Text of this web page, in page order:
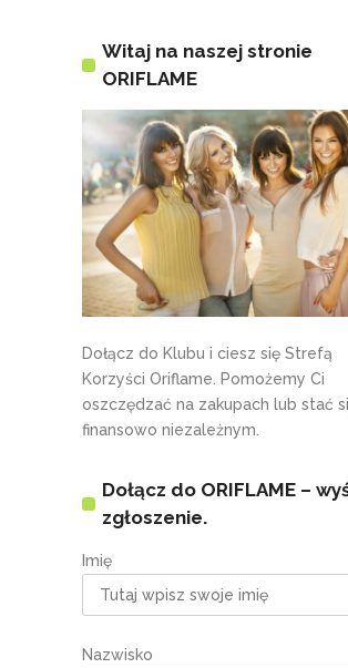
Witaj na naszej stronie
ORIFLAME
Dołącz do Klubu i ciesz się Strefą
Korzyści Oriflame. Pomożemy Ci
oszczędzać na zakupach lub stać
finansowo niezależnym.
Dołącz do ORIFLAME –
zgłoszenie.
Imię
Nazwisko